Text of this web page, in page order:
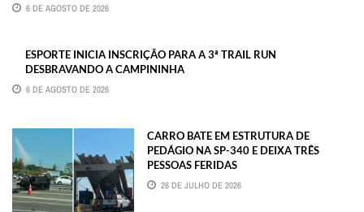
6 DE AGOSTO DE 2026
ESPORTE INICIA INSCRIÇÃO PARA A 3ª TRAIL RUN
DESBRAVANDO A CAMPININHA
6 DE AGOSTO DE 2026
CARRO BATE EM ESTRUTURA DE
PEDÁGIO NA SP-340 E DEIXA TRÊS
PESSOAS FERIDAS
26 DE JULHO DE 2026